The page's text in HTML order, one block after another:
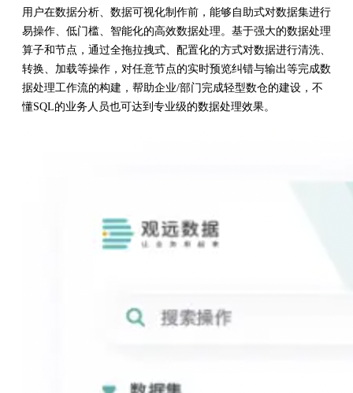
用户在数据分析、数据可视化制作前，能够自助式对数据集进行
易操作、低门槛、智能化的高效数据处理。基于强大的数据处理
算子和节点，通过全拖拉拽式、配置化的方式对数据进行清洗、
转换、加载等操作，对任意节点的实时预览纠错与输出等完成数
据处理工作流的构建，帮助企业/部门完成轻型数仓的建设，不
懂SQL的业务人员也可达到专业级的数据处理效果。